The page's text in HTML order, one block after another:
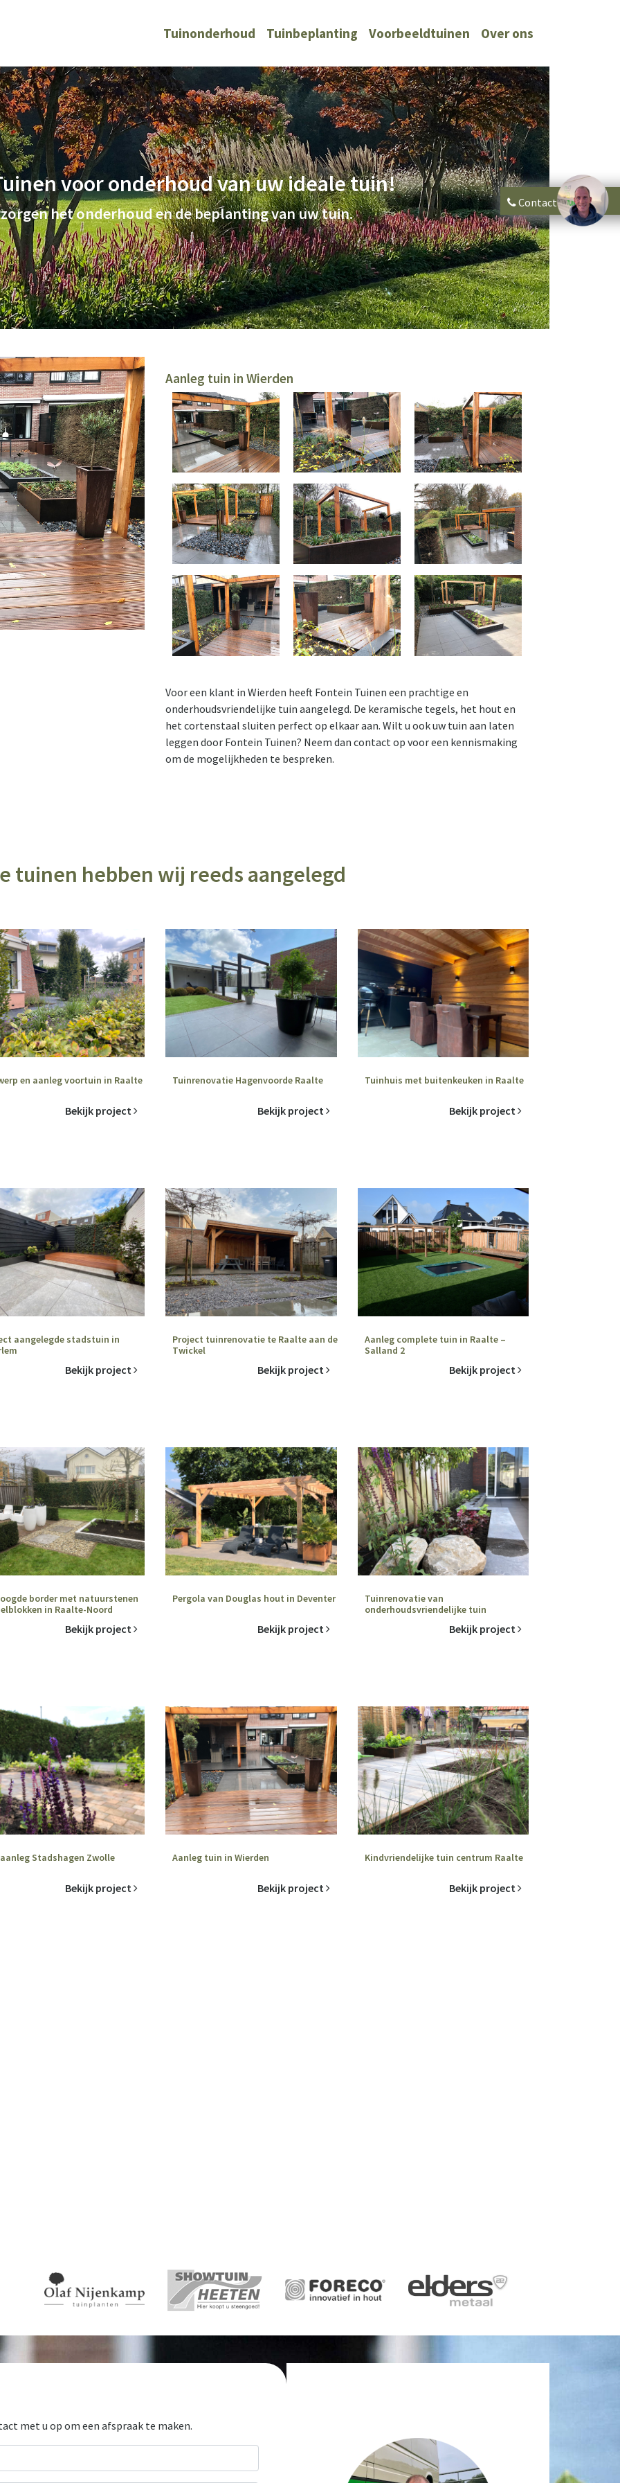
Tuinonderhoud Tuinbeplanting Voorbeeldtuinen Over ons
voor onderhoud van uw ideale tuin!
het onderhoud en de beplanting van uw tuin.
Aanleg tuin in Wierden
Voor een klant in Wierden heeft Fontein Tuinen een prachtige en
onderhoudsvriendelijke tuin aangelegd. De keramische tegels, het hout en
het cortenstaal sluiten perfect op elkaar aan. Wilt u ook uw tuin aan laten
leggen door Fontein Tuinen? Neem dan contact op voor een kennismaking
om de mogelijkheden te bespreken.
tuinen hebben wij reeds aangelegd
en aanleg voortuin in Raalte
Bekijk project
Tuinrenovatie Hagenvoorde Raalte
Bekijk project
Tuinhuis met buitenkeuken in Raalte
Bekijk project
aangelegde stadstuin in
Bekijk project
Project tuinrenovatie te Raalte aan de
Twickel
Bekijk project
Aanleg complete tuin in Raalte –
Salland 2
Bekijk project
border met natuurstenen
in Raalte-Noord
Bekijk project
Pergola van Douglas hout in Deventer
Bekijk project
Tuinrenovatie van
onderhoudsvriendelijke tuin
Bekijk project
Stadshagen Zwolle
Bekijk project
Aanleg tuin in Wierden
Bekijk project
Kindvriendelijke tuin centrum Raalte
Bekijk project
met u op om een afspraak te maken.
Contact